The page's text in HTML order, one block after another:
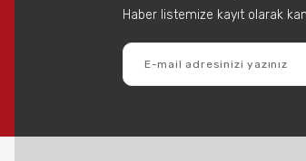
Haber listemize kayıt olarak